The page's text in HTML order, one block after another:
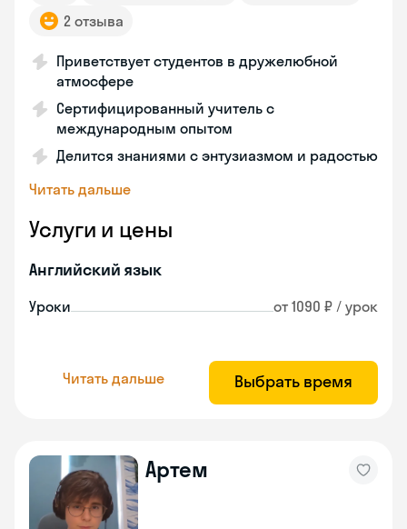
2 отзыва
Приветствует студентов в дружелюбной
атмосфере
Сертифицированный учитель с
международным опытом
Делится знаниями с энтузиазмом и радостью
Читать дальше
Услуги и цены
Английский язык
Уроки от 1090 ₽ / урок
Читать дальше Выбрать время
Артем